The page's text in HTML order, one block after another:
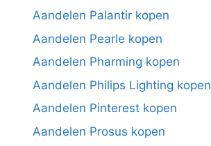
Aandelen Palantir kopen
Aandelen Pearle kopen
Aandelen Pharming kopen
Aandelen Philips Lighting kopen
Aandelen Pinterest kopen
Aandelen Prosus kopen